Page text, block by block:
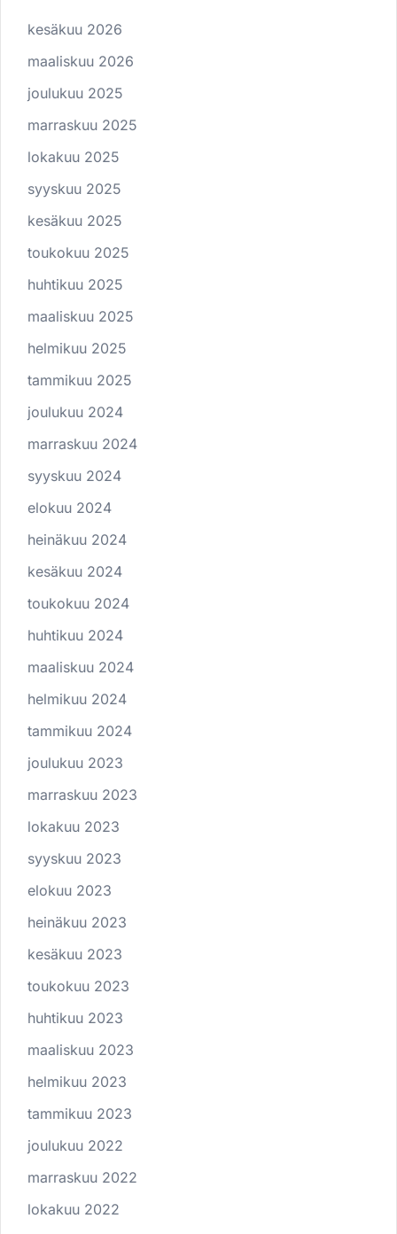
kesäkuu 2026
maaliskuu 2026
joulukuu 2025
marraskuu 2025
lokakuu 2025
syyskuu 2025
kesäkuu 2025
toukokuu 2025
huhtikuu 2025
maaliskuu 2025
helmikuu 2025
tammikuu 2025
joulukuu 2024
marraskuu 2024
syyskuu 2024
elokuu 2024
heinäkuu 2024
kesäkuu 2024
toukokuu 2024
huhtikuu 2024
maaliskuu 2024
helmikuu 2024
tammikuu 2024
joulukuu 2023
marraskuu 2023
lokakuu 2023
syyskuu 2023
elokuu 2023
heinäkuu 2023
kesäkuu 2023
toukokuu 2023
huhtikuu 2023
maaliskuu 2023
helmikuu 2023
tammikuu 2023
joulukuu 2022
marraskuu 2022
lokakuu 2022